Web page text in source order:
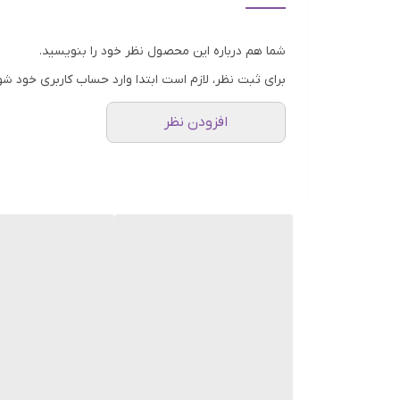
می‌کنند. بهترین زمان برای نوشیدن هات چاکلت هات
دلیل بافت غنی و کرمی، برای لحظاتی که نیاز به
روزهای گرم تابستان است. این نسخه با افزودن
شما هم درباره این محصول نظر خود را بنویسید.
برای ثبت نظر، لازم است ابتدا وارد حساب کاربری خود
افزودن نظر